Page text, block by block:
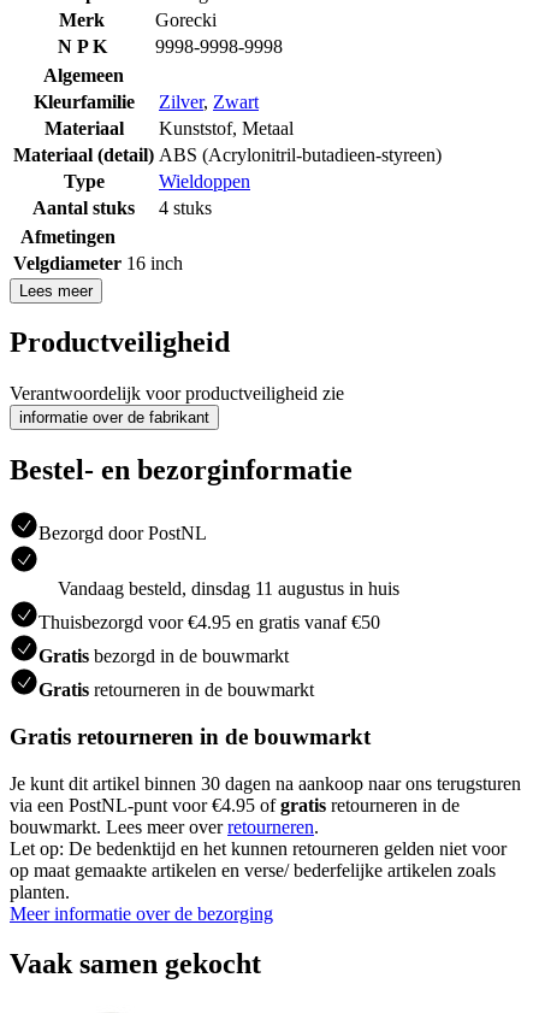
Merk
Gorecki
N P K
9998-9998-9998
Algemeen
Kleurfamilie
Zilver, Zwart
Materiaal
Kunststof, Metaal
Materiaal (detail) ABS (Acrylonitril-butadieen-styreen)
Type
Wieldoppen
Aantal stuks
4 stuks
Afmetingen
Velgdiameter 16 inch
Lees meer
Productveiligheid
Verantwoordelijk voor productveiligheid zie
informatie over de fabrikant
Bestel- en bezorginformatie
Bezorgd door PostNL
Vandaag besteld, dinsdag 11 augustus in huis
Thuisbezorgd voor €4.95 en gratis vanaf €50
Gratis bezorgd in de bouwmarkt
Gratis retourneren in de bouwmarkt
Gratis retourneren in de bouwmarkt
Je kunt dit artikel binnen 30 dagen na aankoop naar ons terugsturen
via een PostNL-punt voor €4.95 ofgratis retourneren in de
bouwmarkt. Lees meer overretourneren.
Let op: De bedenktijd en het kunnen retourneren gelden niet voor
op maat gemaakte artikelen en verse/ bederfelijke artikelen zoals
planten.
Meer informatie over de bezorging
Vaak samen gekocht